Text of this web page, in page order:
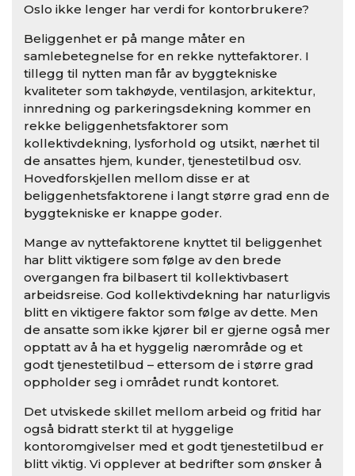
Oslo ikke lenger har verdi for kontorbrukere?
Beliggenhet er på mange måter en
samlebetegnelse for en rekke nyttefaktorer. I
tillegg til nytten man får av byggtekniske
kvaliteter som takhøyde, ventilasjon, arkitektur,
innredning og parkeringsdekning kommer en
rekke beliggenhetsfaktorer som
kollektivdekning, lysforhold og utsikt, nærhet til
de ansattes hjem, kunder, tjenestetilbud osv.
Hovedforskjellen mellom disse er at
beliggenhetsfaktorene i langt større grad enn de
byggtekniske er knappe goder.
Mange av nyttefaktorene knyttet til beliggenhet
har blitt viktigere som følge av den brede
overgangen fra bilbasert til kollektivbasert
arbeidsreise. God kollektivdekning har naturligvis
blitt en viktigere faktor som følge av dette. Men
de ansatte som ikke kjører bil er gjerne også mer
opptatt av å ha et hyggelig nærområde og et
godt tjenestetilbud – ettersom de i større grad
oppholder seg i området rundt kontoret.
Det utviskede skillet mellom arbeid og fritid har
også bidratt sterkt til at hyggelige
kontoromgivelser med et godt tjenestetilbud er
blitt viktig. Vi opplever at bedrifter som ønsker å